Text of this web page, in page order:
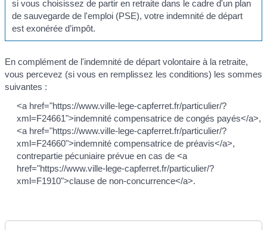
si vous choisissez de partir en retraite dans le cadre d'un plan
de sauvegarde de l'emploi (PSE), votre indemnité de départ
est exonérée d’impôt.
En complément de l'indemnité de départ volontaire à la retraite,
vous percevez (si vous en remplissez les conditions) les sommes
suivantes :
<a href="https://www.ville-lege-capferret.fr/particulier/?
xml=F24661">indemnité compensatrice de congés payés</a>,
<a href="https://www.ville-lege-capferret.fr/particulier/?
xml=F24660">indemnité compensatrice de préavis</a>,
contrepartie pécuniaire prévue en cas de <a
href="https://www.ville-lege-capferret.fr/particulier/?
xml=F1910">clause de non-concurrence</a>.